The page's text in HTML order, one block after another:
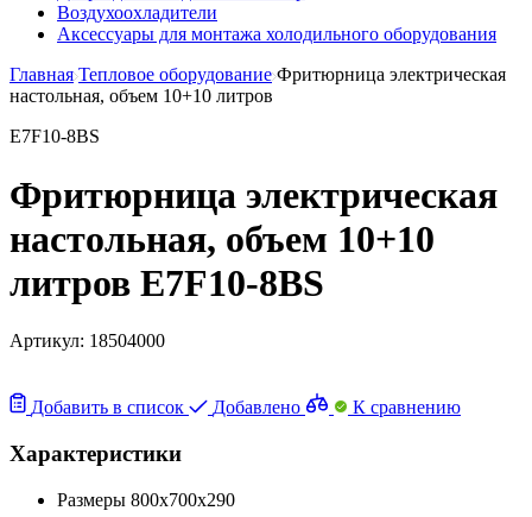
Воздухоохладители
Аксессуары для монтажа холодильного оборудования
Главная Тепловое оборудование Фритюрница электрическая
настольная, объем 10+10 литров
E7F10-8BS
Фритюрница электрическая
настольная, объем 10+10
литров E7F10-8BS
Артикул: 18504000
Добавить в список Добавлено К сравнению
Характеристики
Размеры 800x700x290